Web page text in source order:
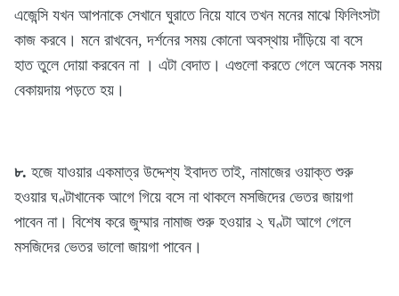
এজেন্সি যখন আপনাকে সেখানে ঘুরাতে নিয়ে যাবে তখন মনের মাঝে ফিলিংসটা
কাজ করবে। মনে রাখবেন, দর্শনের সময় কোনো অবস্থায় দাঁড়িয়ে বা বসে
হাত তুলে দোয়া করবেন না । এটা বেদাত। এগুলো করতে গেলে অনেক সময়
বেকায়দায় পড়তে হয়।
৮. হজে যাওয়ার একমাত্র উদ্দেশ্য ইবাদত তাই, নামাজের ওয়াক্ত শুরু
হওয়ার ঘণ্টাখানেক আগে গিয়ে বসে না থাকলে মসজিদের ভেতর জায়গা
পাবেন না। বিশেষ করে জুম্মার নামাজ শুরু হওয়ার ২ ঘণ্টা আগে গেলে
মসজিদের ভেতর ভালো জায়গা পাবেন।